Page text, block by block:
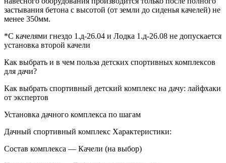
застывания бетона с высотой (от земли до сиденья качелей) не
менее 350мм.
*С качелями гнездо 1.д-26.04 и Лодка 1.д-26.08 не допускается
установка второй качели
Как выбрать и в чем польза детских спортивных комплексов
для дачи?
Как выбрать спортивный детский комплекс на дачу: лайфхаки
от экспертов
Установка дачного комплекса по шагам
Дачный спортивный комплекс Характеристики:
Состав комплекса — Качели (на выбор)